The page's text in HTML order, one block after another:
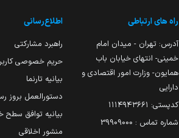
راه های ارتباطی
آدرس: تهران - میدان امام
خمینی- انتهای خیابان باب
همایون- وزارت امور اقتصادی و
دارایی
کدپستی: ۱۱۱۴۹۴۳۶۶۱
شماره تماس : 39909000
اطلاع‌رسانی
راهبرد مشارکتی
حریم خصوصی
بیانیه تارنما
دستورالعمل بروز
بیانیه توافق سطح
منشور اخلاقی